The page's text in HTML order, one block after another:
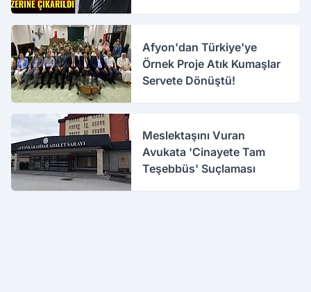
Afyon'dan Türkiye'ye
Örnek Proje Atık Kumaşlar
Servete Dönüştü!
Meslektaşını Vuran
Avukata 'Cinayete Tam
Teşebbüs' Suçlaması